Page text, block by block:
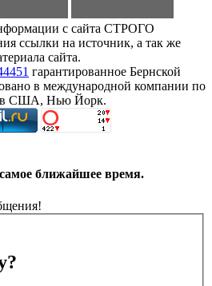
с сайта СТРОГО
ссылки на источник, а так же
сайта.
гарантированное Бернской
в международной компании по
в США, Нью Йорк.
ближайшее время.